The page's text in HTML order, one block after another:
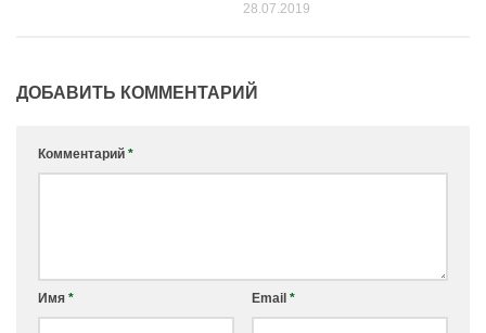
28.07.2019
ДОБАВИТЬ КОММЕНТАРИЙ
Комментарий *
Имя * Email *